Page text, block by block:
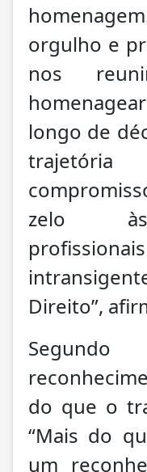
orgulho e
nos
longo de
zelo às
Direito”,
do que o
“Mais do
um